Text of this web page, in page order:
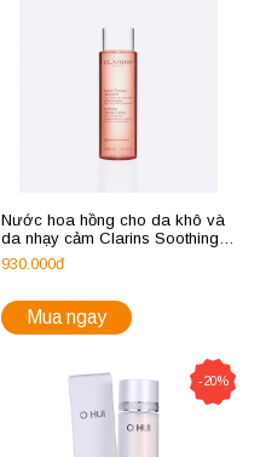
Nước hoa hồng cho da khô và
da nhạy cảm Clarins Soothing
Toning Lotion 200ml
930.000đ
Mua ngay
-20%